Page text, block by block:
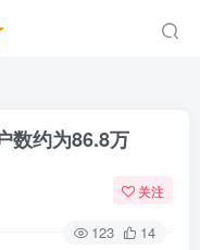
数约为86.8万
关注
123 14